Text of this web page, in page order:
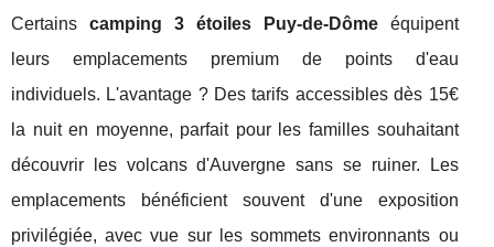
Certains camping 3 étoiles Puy-de-Dômeéquipent
leurs emplacements premium de points d'eau
individuels. L'avantage ? Des tarifs accessibles dès 15€
la nuit en moyenne, parfait pour les familles souhaitant
découvrir les volcans d'Auvergne sans se ruiner. Les
emplacements bénéficient souvent d'une exposition
privilégiée, avec vue sur les sommets environnants ou